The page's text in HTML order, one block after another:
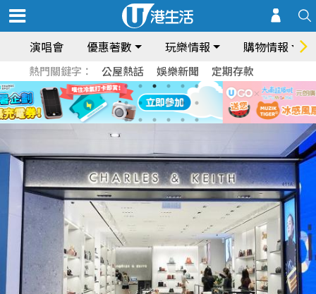
演唱會 優惠著數 玩樂情報 購物情報
熱門關鍵字： 公屋熱話 娛樂新聞 定期存款